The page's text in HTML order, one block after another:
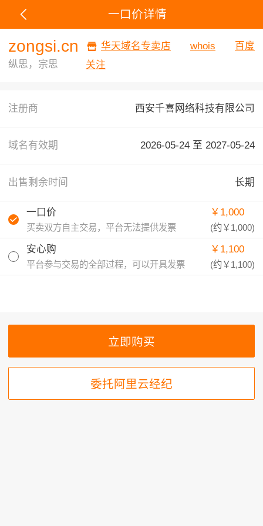
一口价详情
zongsi.cn
纵思，宗思
华天域名专卖店 whois
百度
关注
注册商 西安千喜网络科技有限公司
域名有效期 2026-05-24 至 2027-05-24
出售剩余时间 长期
一口价
买卖双方自主交易，平台无法提供发票
￥1,000
(约￥1,000)
安心购
平台参与交易的全部过程，可以开具发票
￥1,100
(约￥1,100)
委托阿里云经纪